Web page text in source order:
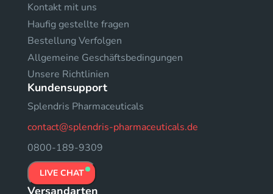
Kontakt mit uns
Haufig gestellte fragen
Bestellung Verfolgen
Allgemeine Geschäftsbedingungen
Unsere Richtlinien
Kundensupport
Splendris Pharmaceuticals
contact@splendris-pharmaceuticals.de
0800-189-9309
LIVE CHAT
Versandarten